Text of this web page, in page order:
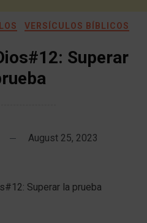
VERSÍCULOS BÍBLICOS
Superar
August 25, 2023